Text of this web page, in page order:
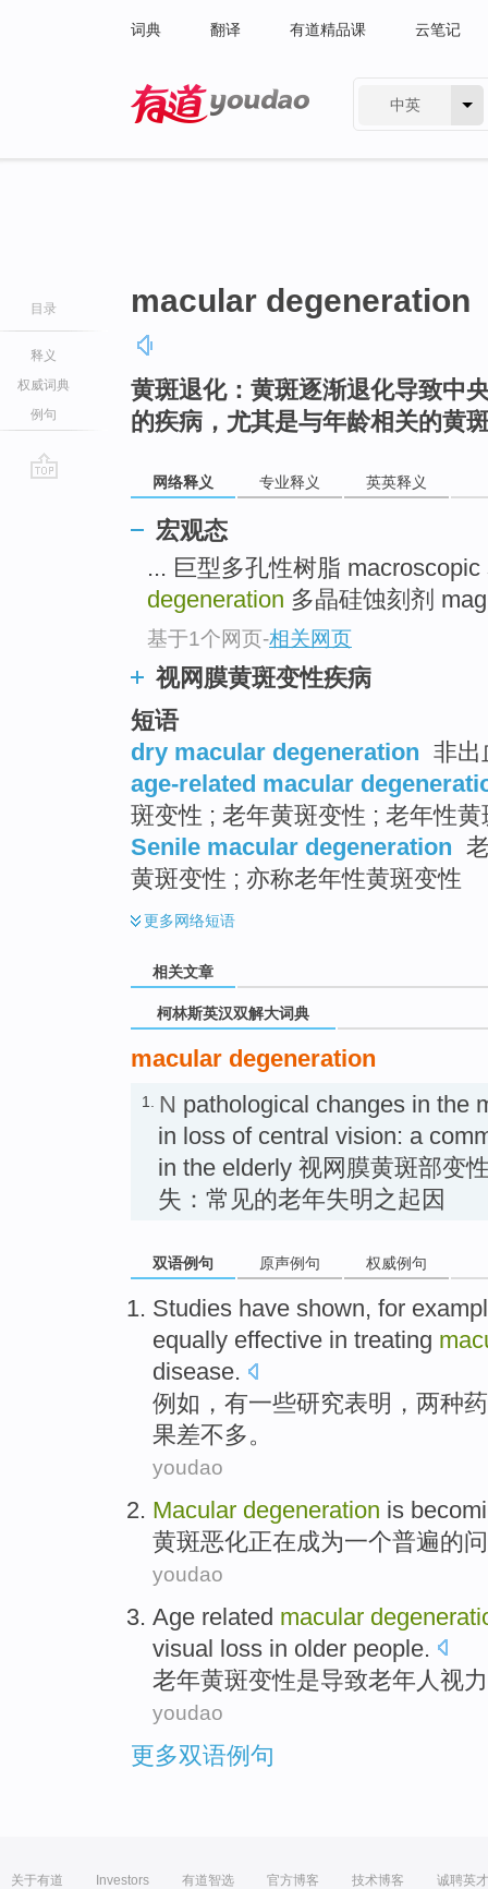
词典 翻译 有道精品课 云笔记
中英
目录
释义
权威词典
例句
macular degeneration
黄斑退化：黄斑逐渐退化导致中
的疾病，尤其是与年龄相关的黄
网络释义 专业释义 英英释义
宏观态
... 巨型多孔性树脂
degeneration 多晶硅蚀刻剂
基于1个网页-相关网页
视网膜黄斑变性疾病
短语
dry macular degeneration 非出
age-related macular
斑变性 ; 老年黄斑变性 ; 老年性黄
Senile macular degeneration
黄斑变性 ; 亦称老年性黄斑变性
更多网络短语
相关文章
柯林斯英汉双解大词典
macular degeneration
1. N pathological changes in the
in loss of central vision: a
in the elderly 视网膜黄斑部变
失：常见的老年失明之起因
双语例句 原声例句 权威例句
Studies have shown, for
equally effective in treating
disease.
例如 ， 有一些研究表明 ， 两种
果差不多。
youdao
Macular degeneration is
黄斑恶化正在成为一个普遍的
youdao
Age related macular
visual loss in older people.
老年黄斑变性是导致老年人 视力
youdao
更多双语例句
关于有道 Investors 有道智选 官方博客 技术博客 诚聘英才